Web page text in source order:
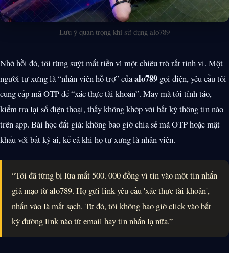
Lưu ý quan trọng khi sử dụng alo789
Nhớ hồi đó, tôi từng suýt mất tiền vì một chiêu trò rất tinh vi. Một
người tự xưng là “nhân viên hỗ trợ” củaalo789 gọi điện, yêu cầu tôi
cung cấp mã OTP để “xác thực tài khoản”. May mà tôi tỉnh táo,
kiểm tra lại số điện thoại, thấy không khớp với bất kỳ thông tin nào
trên app. Bài học đắt giá: không bao giờ chia sẻ mã OTP hoặc mật
khẩu với bất kỳ ai, kể cả khi họ tự xưng là nhân viên.
“Tôi đã từng bị lừa mất 500. 000 đồng vì tin vào một tin nhắn
giả mạo từ alo789. Họ gửi link yêu cầu 'xác thực tài khoản',
nhấn vào là mất sạch. Từ đó, tôi không bao giờ click vào bất
kỳ đường link nào từ email hay tin nhắn lạ nữa.”